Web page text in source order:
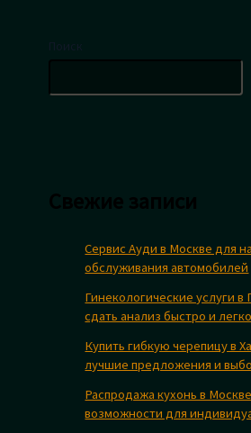
Сервис Ауди в Москве для
обслуживания автомобилей
Гинекологические услуги в
сдать анализ быстро и легко
Купить гибкую черепицу в
лучшие предложения и
Распродажа кухонь в
возможности для